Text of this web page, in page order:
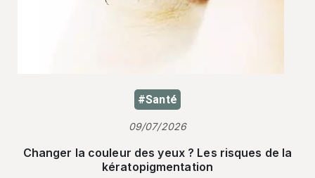
#Santé
09/07/2026
Changer la couleur des yeux ? Les risques de la
kératopigmentation